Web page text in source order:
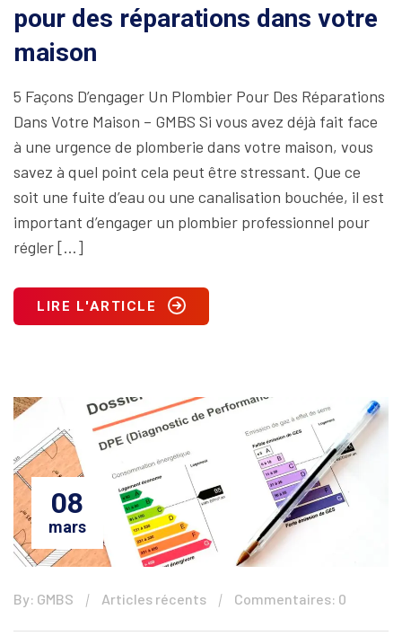
pour des réparations dans votre
maison
5 Façons D’engager Un Plombier Pour Des Réparations
Dans Votre Maison – GMBS Si vous avez déjà fait face
à une urgence de plomberie dans votre maison, vous
savez à quel point cela peut être stressant. Que ce
soit une fuite d’eau ou une canalisation bouchée, il est
important d’engager un plombier professionnel pour
régler […]
LIRE L'ARTICLE
08
mars
By: GMBS Articles récents Commentaires: 0